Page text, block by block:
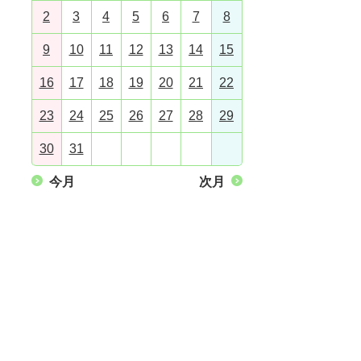
2 3 4 5 6 7 8
9 10 11 12 13 14 15
16 17 18 19 20 21 22
23 24 25 26 27 28 29
30 31
今月 次月